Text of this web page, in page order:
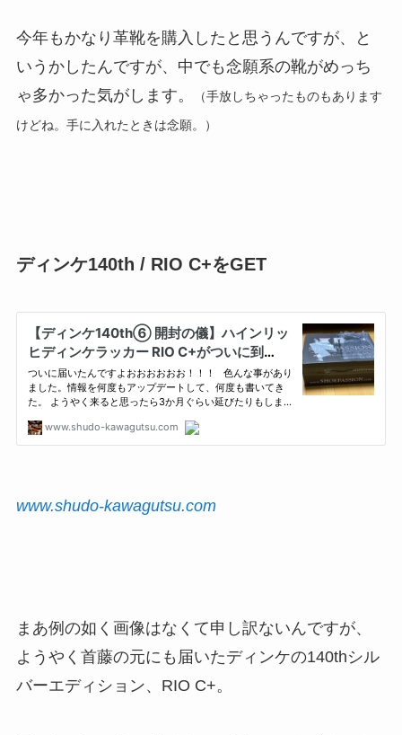
今年もかなり革靴を購入したと思うんですが、と
いうかしたんですが、中でも念願系の靴がめっち
ゃ多かった気がします。
（手放しちゃったものもあります
けどね。手に入れたときは念願。）
ディンケ140th / RIO C+をGET
www.shudo-kawagutsu.com
まあ例の如く画像はなくて申し訳ないんですが、
ようやく首藤の元にも届いたディンケの140thシル
バーエディション、RIO C+。